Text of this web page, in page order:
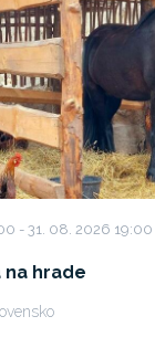
- 31. 08. 2026 19:00
na hrade